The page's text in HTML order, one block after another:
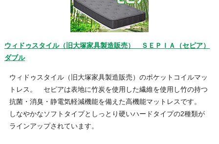
ウィドゥスタイル（旧大塚家具製造販売） ＳＥＰＩＡ（セピア）
ダブル
ウィドゥスタイル（旧大塚家具製造販売）のポケットコイルマッ
トレス。 セピアは表地に竹炭を使用した繊維を使用し竹の持つ
抗菌・消臭・静電気軽減機能を備えた高機能マットレスです。
しなやかなソフトタイプとしっとり硬いハードタイプの2種類が
ラインアップされています。